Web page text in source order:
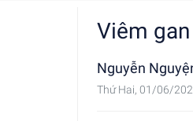
Viêm
Nguyễn
Thứ Hai, 01/06/